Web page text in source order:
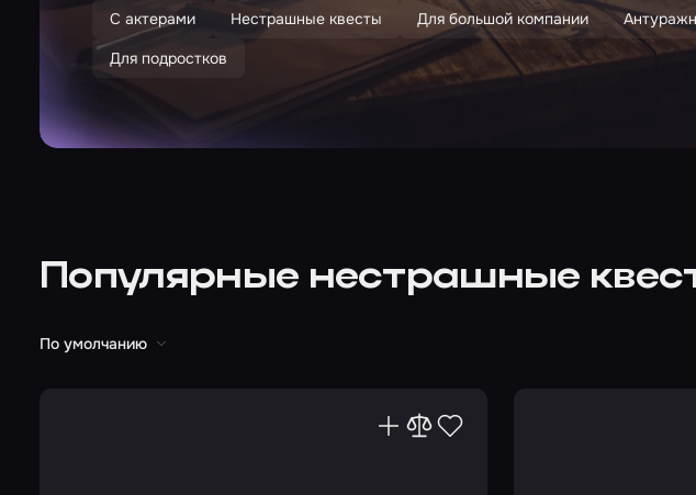
С актерами
Нестрашные квесты Для большой компании
Для подростков
Популярные нестрашные
По умолчанию